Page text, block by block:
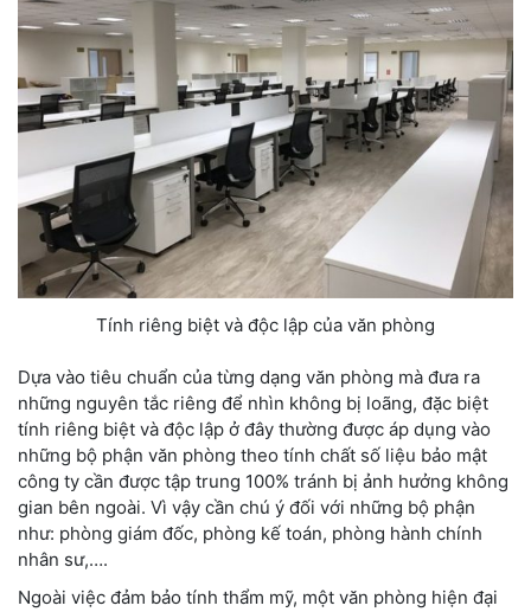
Tính riêng biệt và độc lập của văn phòng
Dựa vào tiêu chuẩn của từng dạng văn phòng mà đưa ra
những nguyên tắc riêng để nhìn không bị loãng, đặc biệt
tính riêng biệt và độc lập ở đây thường được áp dụng vào
những bộ phận văn phòng theo tính chất số liệu bảo mật
công ty cần được tập trung 100% tránh bị ảnh hưởng không
gian bên ngoài. Vì vậy cần chú ý đối với những bộ phận
như: phòng giám đốc, phòng kế toán, phòng hành chính
nhân sư,….
Ngoài việc đảm bảo tính thẩm mỹ, một văn phòng hiện đại